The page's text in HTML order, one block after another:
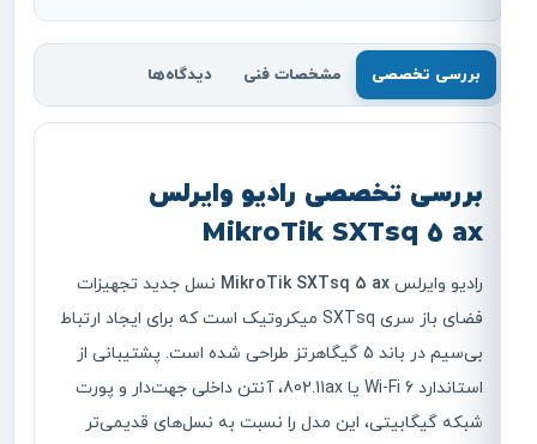
بررسی تخصصی مشخصات فنی دیدگاه‌ها
بررسی تخصصی رادیو وایرلس
MikroTik SXTsq 5 ax
رادیو وایرلس MikroTik SXTsq 5 ax نسل جدید تجهیزات
فضای باز سری SXTsq میکروتیک است که برای ایجاد ارتباط
بی‌سیم در باند 5 گیگاهرتز طراحی شده است. پشتیبانی از
استاندارد Wi-Fi 6 یا 802.11ax، آنتن داخلی جهت‌دار و پورت
شبکه گیگابیتی، این مدل را نسبت به نسل‌های قدیمی‌تر